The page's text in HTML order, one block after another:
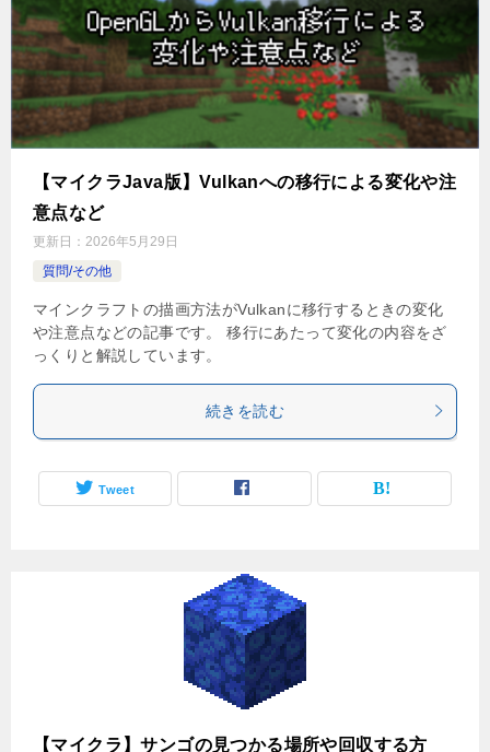
【マイクラJava版】Vulkanへの移行による変化や注
意点など
更新日： 2026年5月29日
質問/その他
マインクラフトの描画方法がVulkanに移行するときの変化
や注意点などの記事です。 移行にあたって変化の内容をざ
っくりと解説しています。
続きを読む
Tweet
【マイクラ】サンゴの見つかる場所や回収する方